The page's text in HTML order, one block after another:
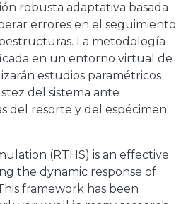
robusta adaptativa basada
errores en el seguimiento
La metodología
en un entorno virtual de
estudios paramétricos
del sistema ante
del resorte y del espécimen.
(RTHS) is an effective
the dynamic response of
framework has been